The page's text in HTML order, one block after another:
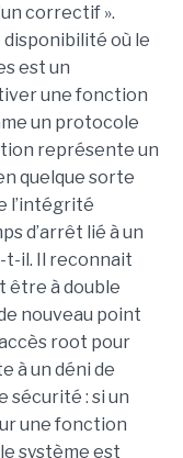
correctif ».
où le
est un
une fonction
un protocole
représente un
quelque sorte
l’intégrité
d’arrêt lié à un
t-il. Il reconnait
être à double
nouveau point
root pour
à un déni de
sécurité : si un
une fonction
système est